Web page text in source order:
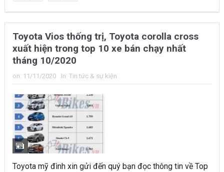
Toyota Vios thống trị, Toyota corolla cross
xuất hiện trong top 10 xe bán chạy nhất
tháng 10/2020
on: 11/11/2020 In: Tin tức & sự kiện
Toyota mỹ đình xin gửi đến quý bạn đọc thông tin về Top